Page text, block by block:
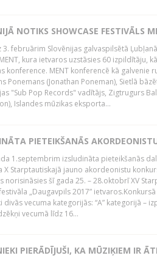
NOTIKS SHOWCASE FESTIVĀLS
3. februārim Slovēnijas galvaspilsētā
kura ietvaros uzstāsies 60 izpildītāju,
konference. MENT konferencē kā galvenie
Ponemans (Jonathan Poneman), Sietlā
"Sub Pop Records" vadītājs, Zigtrugurs
Islandes mūzikas eksporta...
PIETEIKŠANĀS
1.septembrim izsludināta pieteikšanās
X Starptautiskajā jauno akordeonistu
norisināsies šī gada 25. – 28.oktobrī XV
„Daugavpils 2017”
divās vecuma kategorijās: “A” kategorijā –
vecumā līdz 16...
PIERĀDĪJUŠI, KA MŪZIĶIEM IR